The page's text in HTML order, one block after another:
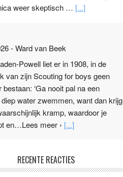
weer skeptisch … [...]
-Ward van Beek
Powell liet er in 1908, in de
van zijn Scouting for boys geen
bestaan: ‘Ga nooit pal na een
water zwemmen, want dan krijg
kramp, waardoor je
en…Lees meer › [...]
Ward van Beek
RECENTE REACTIES